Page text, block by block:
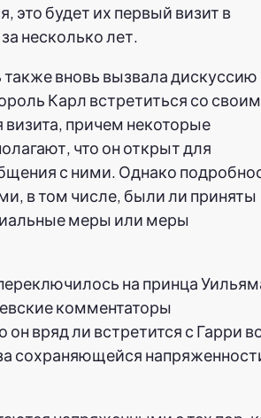
это будет их первый визит в
несколько лет.
вновь вызвала дискуссию
Карл встретиться со
причем некоторые
что он открыт для
с ними. Однако
в том числе, были ли приняты
меры или меры
на принца
комментаторы
он вряд ли встретится с Гарри
сохраняющейся